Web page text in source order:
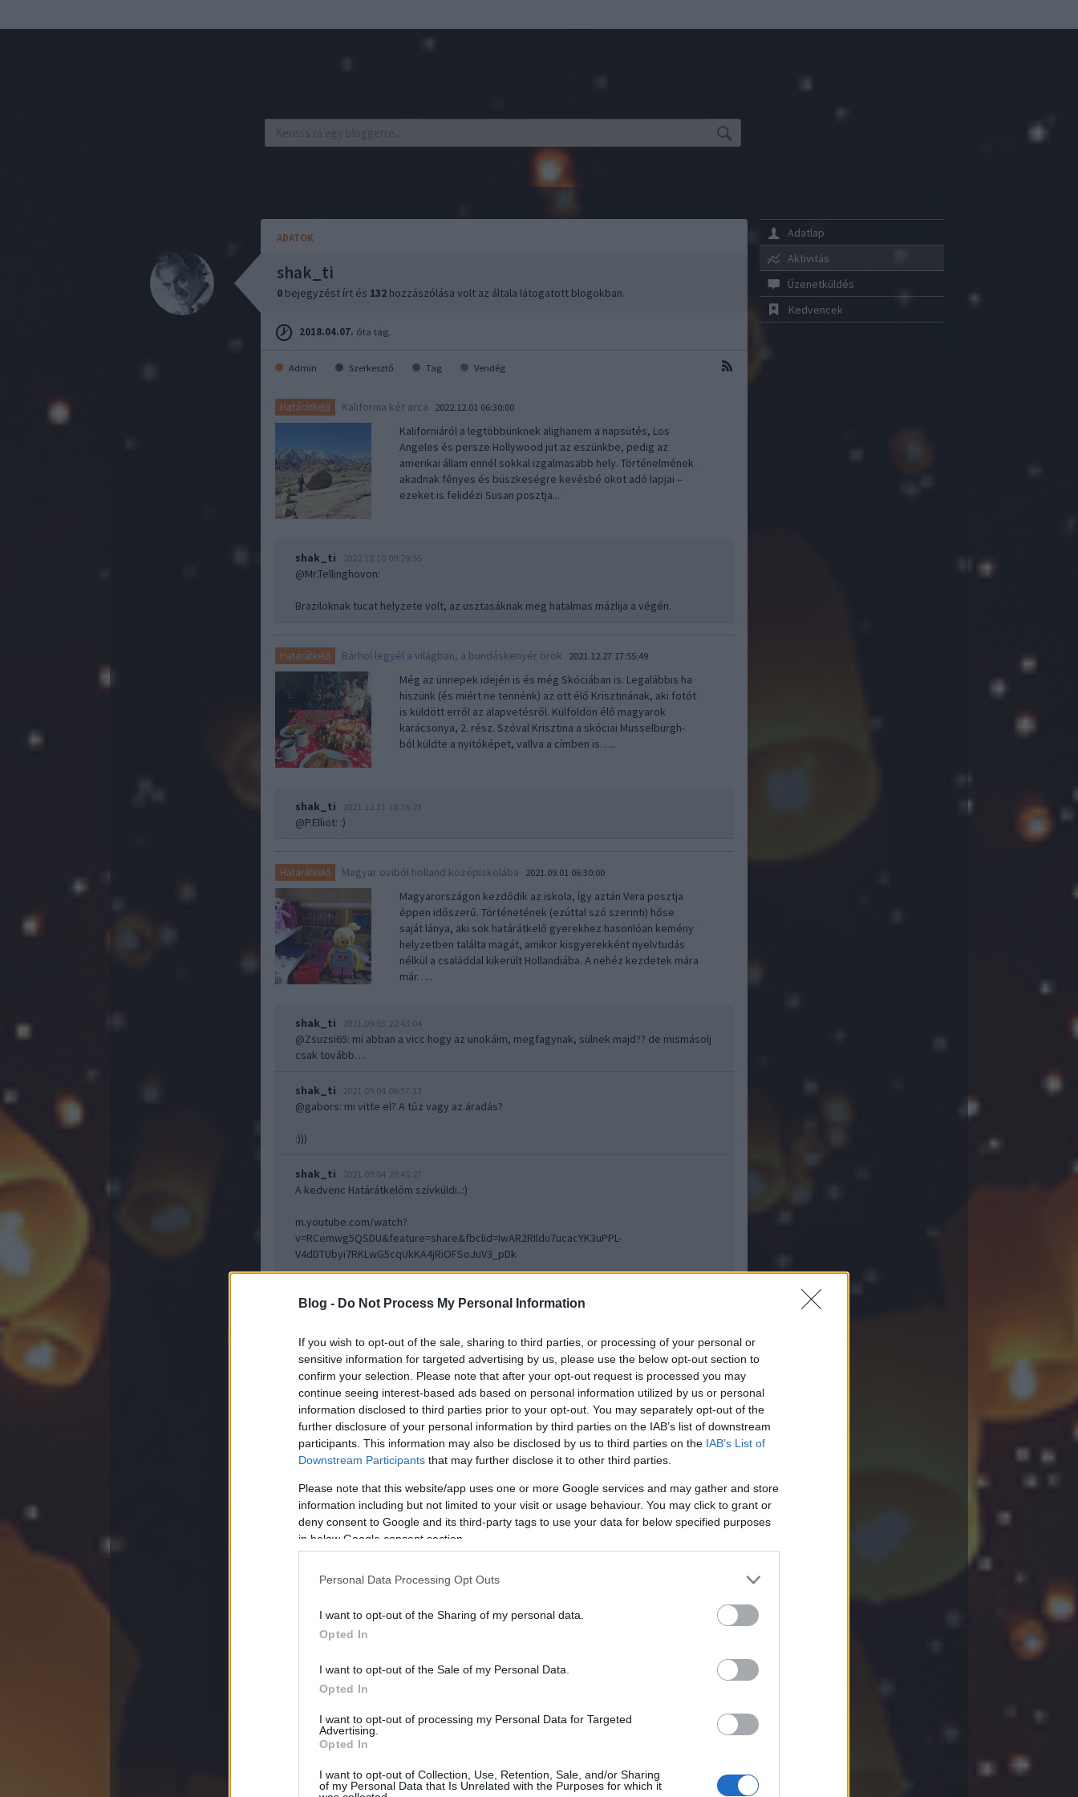
Blog - Do Not Process My Personal Information
If you wish to opt-out of the sale, sharing to third parties, or processing of your personal or
sensitive information for targeted advertising by us, please use the below opt-out section to
confirm your selection. Please note that after your opt-out request is processed you may
continue seeing interest-based ads based on personal information utilized by us or personal
information disclosed to third parties prior to your opt-out. You may separately opt-out of the
further disclosure of your personal information by third parties on the IAB’s list of downstream
participants. This information may also be disclosed by us to third parties on the IAB’s List of
Downstream Participants that may further disclose it to other third parties.
Please note that this website/app uses one or more Google services and may gather and store
information including but not limited to your visit or usage behaviour. You may click to grant or
deny consent to Google and its third-party tags to use your data for below specified purposes
in below Google consent section.
Personal Data Processing Opt Outs
I want to opt-out of the Sharing of my personal data.
Opted In
I want to opt-out of the Sale of my Personal Data.
Opted In
I want to opt-out of processing my Personal Data for Targeted
Advertising.
Opted In
I want to opt-out of Collection, Use, Retention, Sale, and/or Sharing
of my Personal Data that Is Unrelated with the Purposes for which it
ADATOK
shak_ti
0 bejegyzést írt és 132 hozzászólása volt az általa látogatott blogokban.
2018.04.07. óta tag.
Admin Szerkesztő Tag Vendég
Határátkelő Kalifornia két arca 2022.12.01 06:30:00
Kaliforniáról a legtöbbünknek alighanem a napsütés, Los
Angeles és persze Hollywood jut az eszünkbe, pedig az
amerikai állam ennél sokkal izgalmasabb hely. Történelmének
akadnak fényes és büszkeségre kevésbé okot adó lapjai –
ezeket is felidézi Susan posztja...
shak_ti 2022.12.10 00:29:55
@Mr.Tellinghovon:
Braziloknak tucat helyzete volt, az usztasáknak meg hatalmas mázlija a végén.
Határátkelő Bárhol legyél a világban, a bundáskenyér örök 2021.12.27 17:55:49
Még az ünnepek idején is és még Skóciában is. Legalábbis ha
hiszünk (és miért ne tennénk) az ott élő Krisztinának, aki fotót
is küldött erről az alapvetésről. Külföldön élő magyarok
karácsonya, 2. rész. Szóval Krisztina a skóciai Musselburgh-
ból küldte a nyitóképet, vallva a címben is…..
shak_ti 2021.12.31 18:36:23
@P.Elliot: :)
Határátkelő Magyar oviból holland középiskolába 2021.09.01 06:30:00
Magyarországon kezdődik az iskola, így aztán Vera posztja
éppen időszerű. Történetének (ezúttal szó szerinti) hőse
saját lánya, aki sok határátkelő gyerekhez hasonlóan kemény
helyzetben találta magát, amikor kisgyerekként nyelvtudás
nélkül a családdal kikerült Hollandiába. A nehéz kezdetek mára
már…..
shak_ti 2021.09.03 22:43:04
@Zsuzsi65: mi abban a vicc hogy az unokáim, megfagynak, sülnek majd?? de mismásolj
csak tovább…
shak_ti 2021.09.04 06:57:13
@gabors: mi vitte el? A tűz vagy az áradás?
:)))
shak_ti 2021.09.04 20:45:27
A kedvenc Határátkelőm szívküldi..:)
m.youtube.com/watch?
v=RCemwg5QSDU&feature=share&fbclid=IwAR2RIldu7ucacYK3uPPL-
V4dDTUbyi7RKLwG5cqUkKA4jRiOFSoJuV3_pDk
Határátkelő Mit jelent a magyarság? 2019.09.27 06:30:00
milyennek látja az országot kívülről vagy akár belülről.
Krónikás véleményét nyilván sokan szélsőségesnek tartják
majd, de ettől még ez is egy vélemény, amivel kulturált
körülmények között persze lehet vitatkozni. Neked mit
jelent…..
shak_ti 2019.09.27 14:26:42
shak_ti 2019.09.27 14:26:47
@Csodabogár: Igy igaz, errefelé is sokan tultoljak a kanadaiságot, viszont a
szittyasagot - foleg 56-os magyarok - még tobben.
Határátkelő Állj bele! Út az erőszaktól a boldogságig 2019.09.26 06:30:00
spanyolországi boldogságig bejárt, nagyon rögös és nehéz
shak_ti 2019.09.26 23:05:10
@Öreg Tőgy (Erdei Galand) : íráskényszer
Adatlap
Aktivitás
Üzenetküldés
Kedvencek